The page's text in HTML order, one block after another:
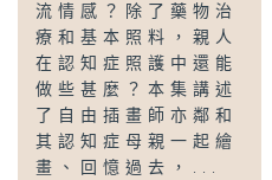
流情感？除了藥物治
療和基本照料，親人
在認知症照護中還能
做些甚麼？本集講述
了自由插畫師亦鄰和
其認知症母親一起繪
畫、回憶過去，...